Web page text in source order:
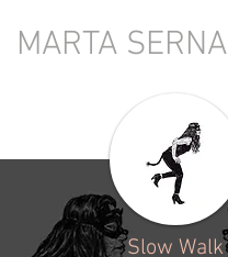
MARTA SERNA
Slow Walk